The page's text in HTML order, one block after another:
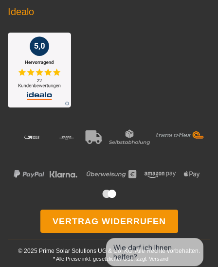
Idealo
VERTRAG WIDERRUFEN
© 2025 Prime Solar Solutions UG & Co. KG. Alle Rechte vorbehalten.
* Alle Preise inkl. gesetzlicher USt., zzgl. Versand
Wie darf ich Ihnen
helfen?